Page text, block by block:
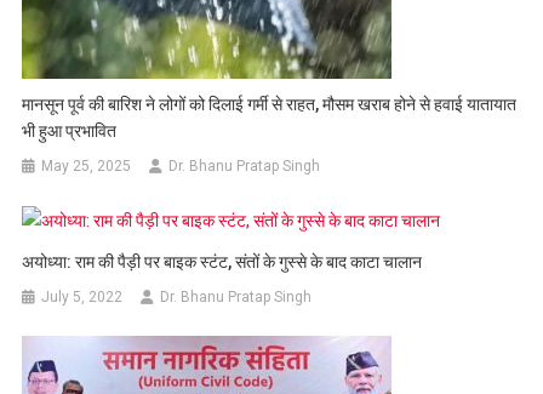
मानसून पूर्व की बारिश ने लोगों को दिलाई गर्मी से राहत, मौसम खराब होने से हवाई यातायात
भी हुआ प्रभावित
May 25, 2025 Dr. Bhanu Pratap Singh
अयोध्या: राम की पैड़ी पर बाइक स्‍टंट, संतों के गुस्‍से के बाद काटा चालान
July 5, 2022 Dr. Bhanu Pratap Singh